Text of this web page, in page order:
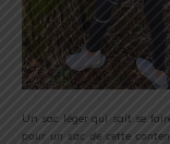
Un sac léger qui sait se
pour un sac de cette